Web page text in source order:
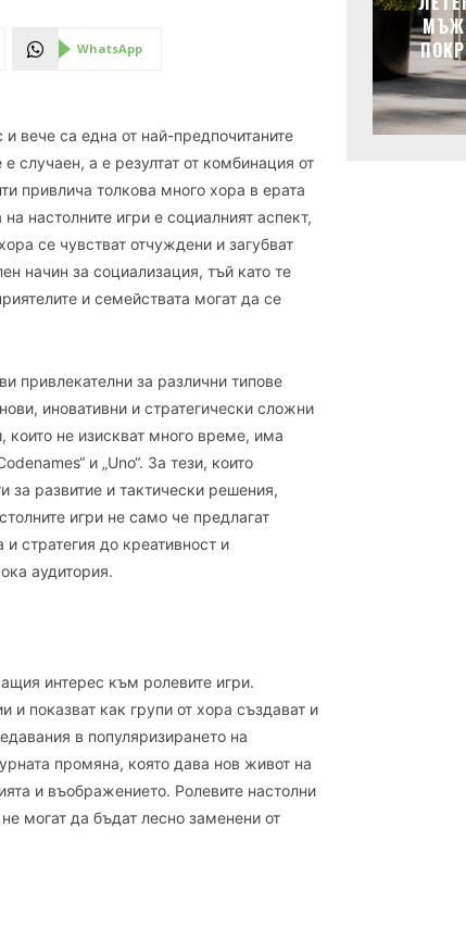
WhatsApp
вече са една от най-предпочитаните
случаен, а е резултат от комбинация от
привлича толкова много хора в ерата
настолните игри е социалният аспект,
се чувстват отчуждени и загубват
начин за социализация, тъй като те
и семействата могат да се
привлекателни за различни типове
иновативни и стратегически сложни
които не изискват много време, има
и „Uno“. За тези, които
за развитие и тактически решения,
игри не само че предлагат
стратегия до креативност и
аудитория.
интерес към ролевите игри.
и показват как групи от хора създават и
в популяризирането на
промяна, която дава нов живот на
и въображението. Ролевите настолни
могат да бъдат лесно заменени от